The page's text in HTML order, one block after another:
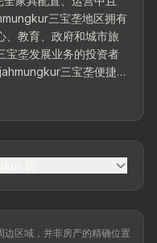
三宝垄地区拥有
、教育、政府和城市旅
宝垄发展业务的投资者
三宝垄便捷
校园、美食中心及其
| 建筑面积2,200 m²朝
卧室 | 41浴室房型高级
厅/大厅...
边区域，并非房产的精确位置